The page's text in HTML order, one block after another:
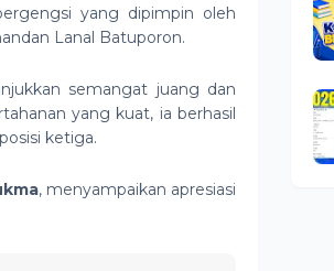
yang dipimpin oleh
Lanal Batuporon.
semangat juang dan
yang kuat, ia berhasil
ketiga.
, menyampaikan apresiasi